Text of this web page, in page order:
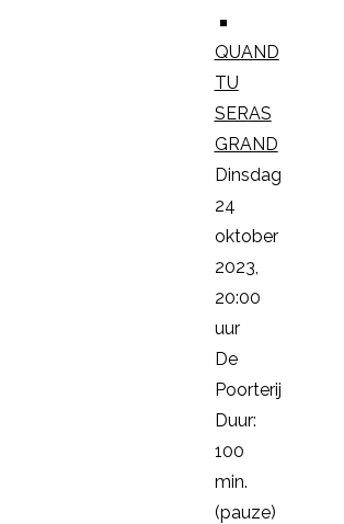
QUAND
TU
SERAS
GRAND
Dinsdag
24
oktober
2023,
20:00
uur
De
Poorterij
Duur:
100
min.
(pauze)